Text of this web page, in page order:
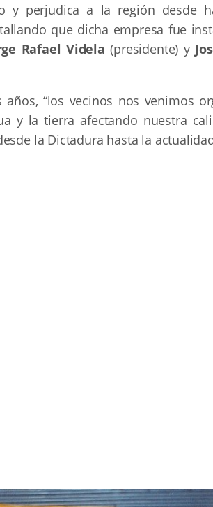
y perjudica a la región desde
que dicha empresa fue
Rafael Videla (presidente) y
“los vecinos nos venimos
y la tierra afectando nuestra
la Dictadura hasta la